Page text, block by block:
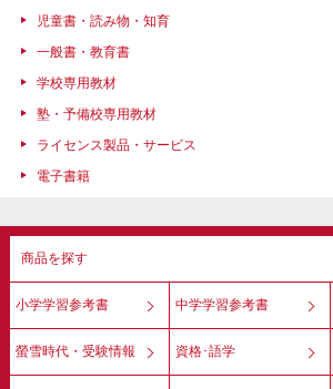
児童書・読み物・知育
一般書・教育書
学校専用教材
塾・予備校専用教材
ライセンス製品・サービス
電子書籍
商品を探す
小学学習参考書 中学学習参考書
螢雪時代・受験情報 資格･語学